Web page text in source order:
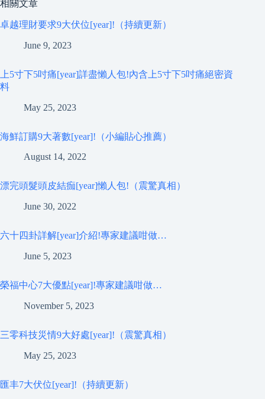
相關文章
卓越理財要求9大伏位[year]!（持續更新）
June 9, 2023
上5寸下5吋痛[year]詳盡懶人包!內含上5寸下5吋痛絕密資
料
May 25, 2023
海鮮訂購9大著數[year]!（小編貼心推薦）
August 14, 2022
漂完頭髮頭皮結痂[year]懶人包!（震驚真相）
June 30, 2022
六十四卦詳解[year]介紹!專家建議咁做…
June 5, 2023
榮福中心7大優點[year]!專家建議咁做…
November 5, 2023
三零科技災情9大好處[year]!（震驚真相）
May 25, 2023
匯丰7大伏位[year]!（持續更新）